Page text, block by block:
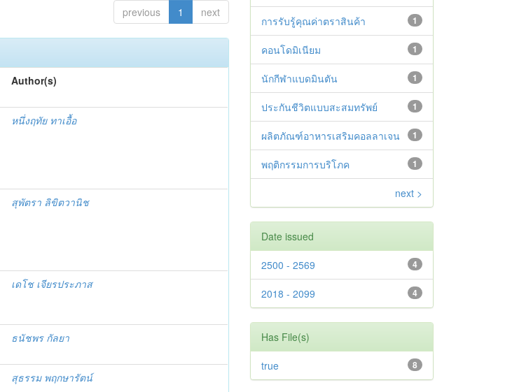
previous 1 next
Author(s)
หนึ่งฤทัย ทาเอื้อ
สุพัตรา ลิขิตวานิช
เดโช เจียรประภาส
ธนัชพร กัลยา
สุธรรม พฤกษารัตน์
1
การรับรู้คุณค่าตราสินค้า
1
คอนโดมิเนียม
1
นักกีฬาแบดมินตัน
1
ประกันชีวิตแบบสะสมทรัพย์
1
ผลิตภัณฑ์อาหารเสริมคอลลาเจน
1
พฤติกรรมการบริโภค
next >
Date issued
4
2500 - 2569
4
2018 - 2099
Has File(s)
8
true